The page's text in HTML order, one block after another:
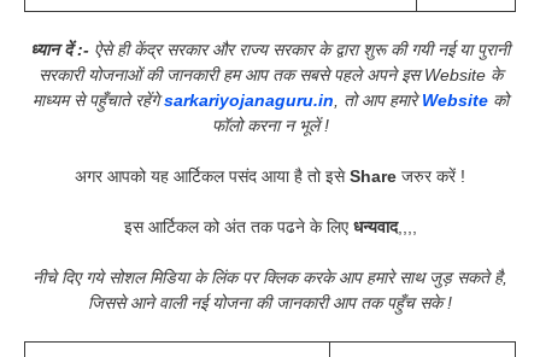
ध्यान दें :- ऐसे ही केंद्र सरकार और राज्य सरकार के द्वारा शुरू की गयी नई या पुरानी
सरकारी योजनाओं की जानकारी हम आप तक सबसे पहले अपने इस Website के
माध्यम से पहुँचाते रहेंगेsarkariyojanaguru.in , तो आप हमारेWebsiteको
फॉलो करना न भूलें !
अगर आपको यह आर्टिकल पसंद आया है तो इसेShare जरुर करें !
इस आर्टिकल को अंत तक पढने के लिएधन्यवाद,,,,
नीचे दिए गये सोशल मिडिया के लिंक पर क्लिक करके आप हमारे साथ जुड़ सकते है,
जिससे आने वाली नई योजना की जानकारी आप तक पहुँच सके !